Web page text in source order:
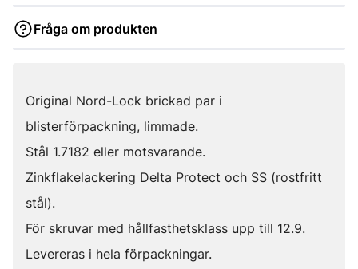
Fråga om produkten
Original Nord-Lock brickad par i
blisterförpackning, limmade.
Stål 1.7182 eller motsvarande.
Zinkflakelackering Delta Protect och SS (rostfritt
stål).
För skruvar med hållfasthetsklass upp till 12.9.
Levereras i hela förpackningar.